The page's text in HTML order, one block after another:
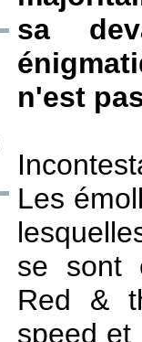
sa
n'est
Les
se sont
Red &
speed et